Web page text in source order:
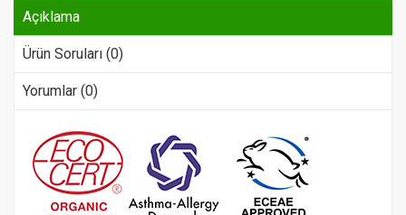
Açıklama
Ürün Soruları (0)
Yorumlar (0)